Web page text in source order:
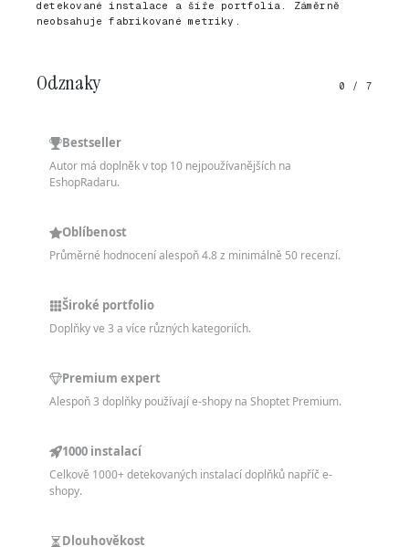
detekované instalace a šíře portfolia. Záměrně
neobsahuje fabrikované metriky.
Odznaky 0 / 7
Bestseller
Autor má doplněk v top 10 nejpoužívanějších na
EshopRadaru.
Oblíbenost
Průměrné hodnocení alespoň 4.8 z minimálně 50 recenzí.
Široké portfolio
Doplňky ve 3 a více různých kategoriích.
Premium expert
Alespoň 3 doplňky používají e-shopy na Shoptet Premium.
1000 instalací
Celkově 1000+ detekovaných instalací doplňků napříč e-
shopy.
Dlouhověkost